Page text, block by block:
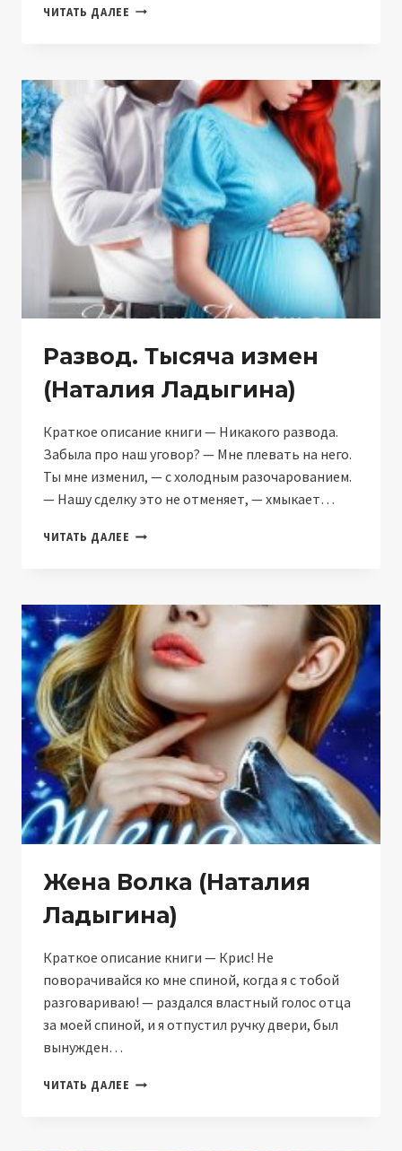
ЧИТАТЬ ДАЛЕЕ ТЫ
(НАТАЛИЯ
ЛАДЫГИНА)
Развод. Тысяча измен
(Наталия Ладыгина)
Краткое описание книги — Никакого развода.
Забыла про наш уговор? — Мне плевать на него.
Ты мне изменил, — с холодным разочарованием.
— Нашу сделку это не отменяет, — хмыкает…
ЧИТАТЬ ДАЛЕЕ РАЗВОД.
ЛАДЫГИНА)
Жена Волка (Наталия
Ладыгина)
Краткое описание книги — Крис! Не
поворачивайся ко мне спиной, когда я с тобой
разговариваю! — раздался властный голос отца
за моей спиной, и я отпустил ручку двери, был
вынужден…
ЧИТАТЬ ДАЛЕЕ ЖЕНА